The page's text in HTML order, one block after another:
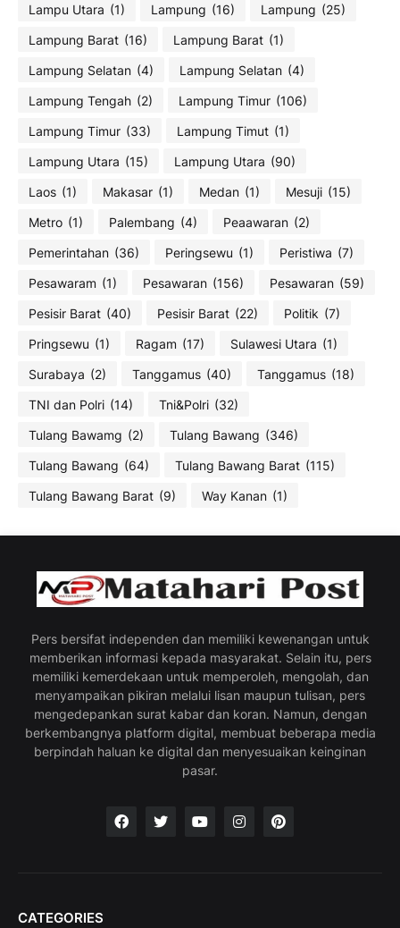
Lampu Utara (1) Lampung (16) Lampung (25)
Lampung Barat (16) Lampung Barat (1)
Lampung Selatan (4) Lampung Selatan (4)
Lampung Tengah (2) Lampung Timur (106)
Lampung Timur (33) Lampung Timut (1)
Lampung Utara (15) Lampung Utara (90)
Laos (1) Makasar (1) Medan (1) Mesuji (15)
Metro (1) Palembang (4) Peaawaran (2)
Pemerintahan (36) Peringsewu (1) Peristiwa (7)
Pesawaram (1) Pesawaran (156) Pesawaran (59)
Pesisir Barat (40) Pesisir Barat (22) Politik (7)
Pringsewu (1) Ragam (17) Sulawesi Utara (1)
Surabaya (2) Tanggamus (40) Tanggamus (18)
TNI dan Polri (14) Tni&Polri (32)
Tulang Bawamg (2) Tulang Bawang (346)
Tulang Bawang (64) Tulang Bawang Barat (115)
Tulang Bawang Barat (9) Way Kanan (1)
Pers bersifat independen dan memiliki kewenangan untuk
memberikan informasi kepada masyarakat. Selain itu, pers
memiliki kemerdekaan untuk memperoleh, mengolah, dan
menyampaikan pikiran melalui lisan maupun tulisan, pers
mengedepankan surat kabar dan koran. Namun, dengan
berkembangnya platform digital, membuat beberapa media
berpindah haluan ke digital dan menyesuaikan keinginan
pasar.
CATEGORIES